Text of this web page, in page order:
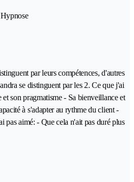
par leurs compétences, d'autres
se distinguent par les 2. Ce que j'ai
son pragmatisme - Sa bienveillance et
à s'adapter au rythme du client -
pas aimé: - Que cela n'ait pas duré plus